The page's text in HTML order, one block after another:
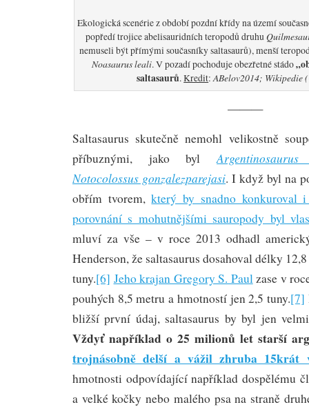
Ekologická scenérie z období pozdní křídy na území
popředí trojice abelisauridních teropodů druhu
nemuseli být přímými současníky saltasaurů), menší
Noasaurus leali. V pozadí pochoduje obezřetné stádo
saltasaurů.Kredit:ABelov2014; Wikipedie
———
Saltasaurus skutečně nemohl velikostně
příbuznými, jako byl
Notocolossus gonzalezparejasi. I když byl na
obřím tvorem,který by snadno konkuroval
porovnání s mohutnějšími sauropody byl
mluví za vše – v roce 2013 odhadl
Henderson, že saltasaurus dosahoval délky
tuny.[6] Jeho krajan Gregory S. Paul zase v
pouhých 8,5 metru a hmotností jen 2,5 tuny.[7]
bližší první údaj, saltasaurus by byl jen
Vždyť například o 25 milionů let starší
trojnásobně delší a vážil zhruba 15krát
hmotnosti odpovídající například dospělému
a velké kočky nebo malého psa na straně